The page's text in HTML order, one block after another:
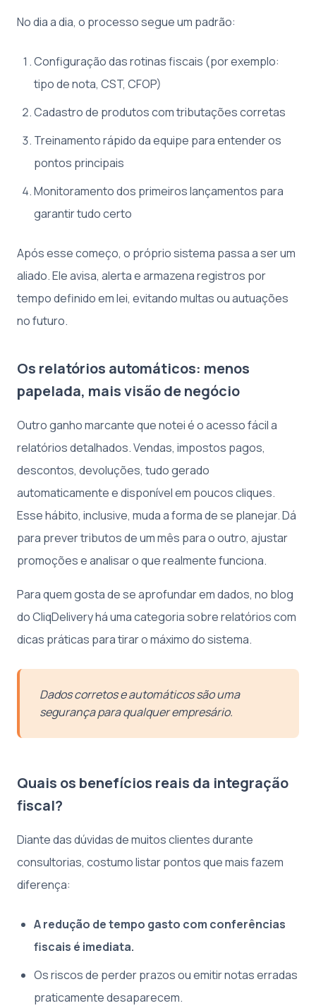
No dia a dia, o processo segue um padrão:
Configuração das rotinas fiscais (por exemplo:
tipo de nota, CST, CFOP)
Cadastro de produtos com tributações corretas
Treinamento rápido da equipe para entender os
pontos principais
Monitoramento dos primeiros lançamentos para
garantir tudo certo
Após esse começo, o próprio sistema passa a ser um
aliado. Ele avisa, alerta e armazena registros por
tempo definido em lei, evitando multas ou autuações
no futuro.
Os relatórios automáticos: menos
papelada, mais visão de negócio
Outro ganho marcante que notei é o acesso fácil a
relatórios detalhados. Vendas, impostos pagos,
descontos, devoluções, tudo gerado
automaticamente e disponível em poucos cliques.
Esse hábito, inclusive, muda a forma de se planejar. Dá
para prever tributos de um mês para o outro, ajustar
promoções e analisar o que realmente funciona.
Para quem gosta de se aprofundar em dados, no blog
do CliqDelivery há uma categoria sobre relatórios com
dicas práticas para tirar o máximo do sistema.
Dados corretos e automáticos são uma
segurança para qualquer empresário.
Quais os benefícios reais da integração
fiscal?
Diante das dúvidas de muitos clientes durante
consultorias, costumo listar pontos que mais fazem
diferença:
A redução de tempo gasto com conferências
fiscais é imediata.
Os riscos de perder prazos ou emitir notas erradas
praticamente desaparecem.